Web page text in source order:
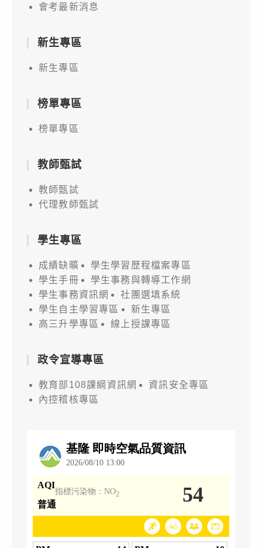
會考最新消息
新生專區
新生專區
榜單專區
榜單專區
教師甄試
教師甄試
代理教師甄試
學生專區
成績缺曠
學生學習歷程檔案專區
學生手冊
學生事務與轉導工作網
學生事務資訊網
社團選填系統
學生自主學習專區
新生專區
高三升學專區
線上授課專區
政令宣導專區
教育部108課綱資訊網
資訊安全專區
內控稽核專區